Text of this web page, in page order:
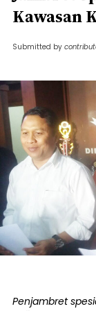
Kawasan
Submitted by
Penjambret